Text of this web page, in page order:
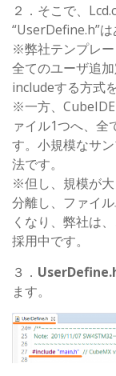
２．そこで、
“UserDefine.h”は
※弊社テンプレ
全てのユーザ追
includeする方式
※一方、
ァイル1つへ、全
す。小規模なサ
法です。
※但し、規模が
分離し、ファイ
くなり、弊社は
採用中です。
３．
ます。